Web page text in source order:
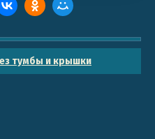
тумбы и крышки